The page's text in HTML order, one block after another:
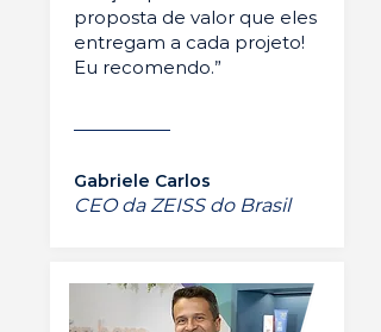
proposta de valor que eles
entregam a cada projeto!
Eu recomendo.”
Gabriele Carlos
CEO da ZEISS do Brasil